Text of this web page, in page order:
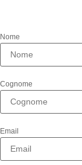
Nome
Cognome
Email